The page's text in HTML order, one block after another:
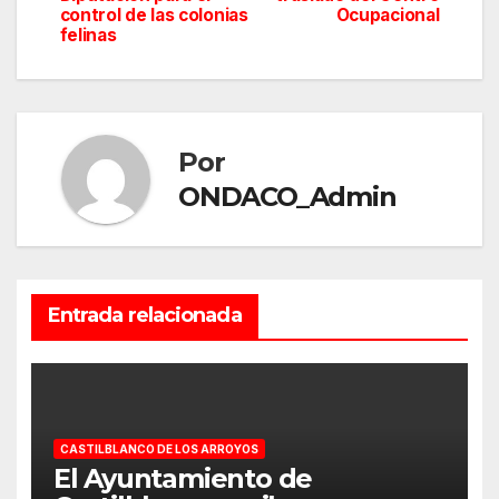
Ocupacional
control de las colonias
felinas
Por
ONDACO_Admin
Entrada relacionada
CASTILBLANCO DE LOS ARROYOS
El Ayuntamiento de